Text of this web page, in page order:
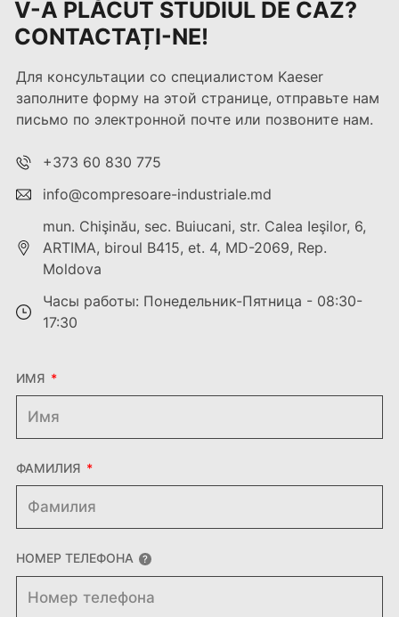
V-A PLĂCUT STUDIUL DE CAZ?
CONTACTAȚI-NE!
Для консультации со специалистом Kaeser
заполните форму на этой странице, отправьте нам
письмо по электронной почте или позвоните нам.
+373 60 830 775
info@compresoare-industriale.md
mun. Chişinău, sec. Buiucani, str. Calea Ieşilor, 6,
ARTIMA, biroul B415, et. 4, MD-2069, Rep.
Moldova
Часы работы: Понедельник-Пятница - 08:30-
17:30
ИМЯ
ФАМИЛИЯ
НОМЕР ТЕЛЕФОНА